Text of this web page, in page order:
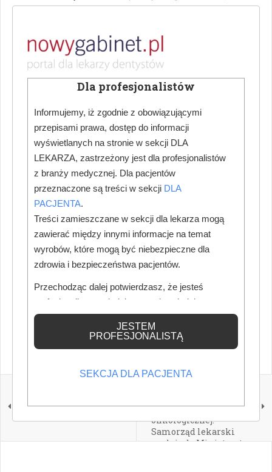
mieszczącego się w Warszawie przy ulicy Klimczaka 6 lokal 30.
napaleniem ceramiki. W laboratorium wykonuje prace
ceramiczne: licówki, korony, mosty, inleye i onleye napalane i
pełnokonturowe oraz wizualizacje do bondingu.
Nowy Gabinet
Stomatologiczny: Sztuka
warstwowania ceramiki – kiedy
technika spotyka naturę
Więcej ciekawych artykułów w "
Stomatologiczny" – zamów prenumeratę lub kup
prenumeratę w naszym sklepie.
Zamów prenumeratę
Kup prenumeratę w sklepie
na Jamajce
być częścią opieki
onkologicznej.
Samorząd lekarski
apeluje do Ministerstwa
Dla profesjonalistów
Informujemy, iż zgodnie z obowiązującymi
przepisami prawa, dostęp do informacji
wyświetlanych na stronie w sekcji DLA
LEKARZA, zastrzeżony jest dla profesjonalistów
z branży medycznej. Dla pacjentów
przeznaczone są treści w sekcji DLA
PACJENTA.
Treści zamieszczane w sekcji dla lekarza mogą
zawierać między innymi informacje na temat
wyrobów, które mogą być niebezpieczne dla
zdrowia i bezpieczeństwa pacjentów.
Przechodząc dalej potwierdzasz, że jesteś
profesjonalistą posiadającym odpowiednią
wiedzę medyczną.
JESTEM
PROFESJONALISTĄ
SEKCJA DLA PACJENTA